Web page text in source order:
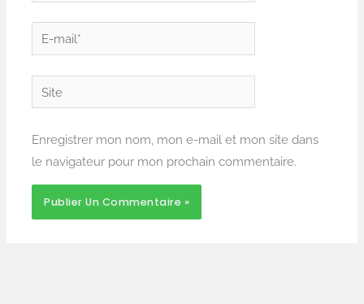
E-
mail*
Site
Enregistrer mon nom, mon e-mail et mon site dans
le navigateur pour mon prochain commentaire.